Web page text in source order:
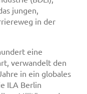
jungen,
in der
eine
verwandelt den
in ein globales
ILA Berlin